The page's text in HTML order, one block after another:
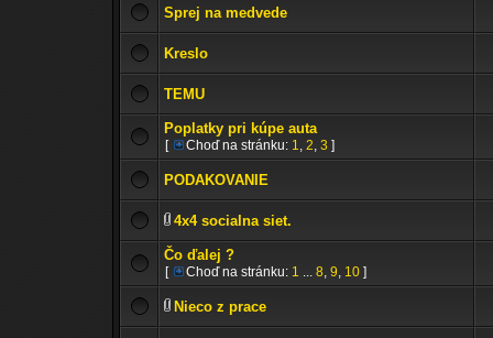
Sprej na medvede
Kreslo
TEMU
Poplatky pri kúpe auta
[ Choď na stránku: 1, 2, 3 ]
PODAKOVANIE
4x4 socialna siet.
Čo ďalej ?
[ Choď na stránku: 1 ... 8, 9, 10 ]
Nieco z prace